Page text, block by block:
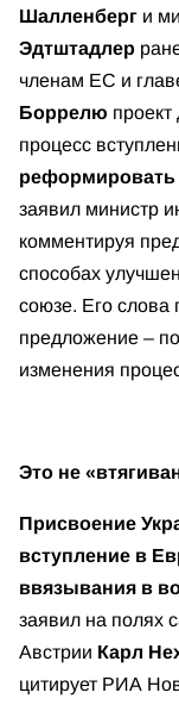
Шалленберг и
Эдтштадлер
членам ЕС и
Боррелю
процесс
реформировать
заявил министр
комментируя
способах
союзе. Его слова
предложение –
изменения
Это не
Присвоение
вступление в
ввязывания в
заявил на полях
Австрии Карл
цитирует РИА